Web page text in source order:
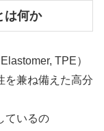
は何か
TPE）
を兼ね備えた高分
ているの